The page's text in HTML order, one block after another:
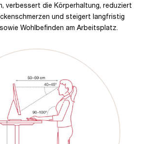
verbessert die Körperhaltung, reduziert
und steigert langfristig
Wohlbefinden am Arbeitsplatz.